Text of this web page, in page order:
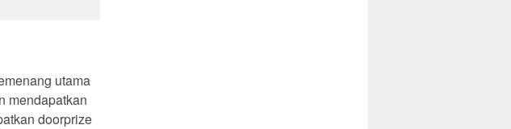
utama
mendapatkan
doorprize